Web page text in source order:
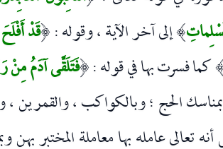
)إلى آخر الآية ، وقوله : (قَدْ
كما فسرت بها في قوله : (فَتَلَقَّى آدَمُ
الحج ؛ وبالكواكب ، والقمرين ،
تعالى عامله بها معاملة المختبر بهن